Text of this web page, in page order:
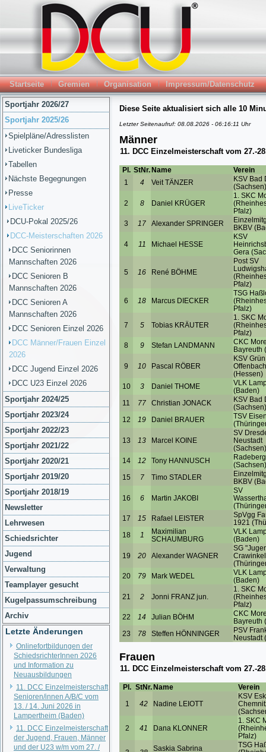
Startseite Gremien Organisation Impressum/Datenschutz
Sportjahr 2026/27
Sportjahr 2025/26
Spielpläne/Adresslisten
Liveticker Bundesliga
Tabellen
Nächste Begegnungen
Presse
LiveTicker
DCU-Pokal 2025/26
DCC-Meisterschaften 2026
DCC Seniorinnen
Mannschaften 2026
DCC Senioren B
Mannschaften 2026
DCC Senioren A
Mannschaften 2026
DCC Senioren Einzel 2026
DCC Männer/Frauen Einzel
2026
DCC Jugend Einzel 2026
DCC U23 Einzel 2026
Sportjahr 2024/25
Sportjahr 2023/24
Sportjahr 2022/23
Sportjahr 2021/22
Sportjahr 2020/21
Sportjahr 2019/20
Sportjahr 2018/19
Newsletter
Lehrwesen
Schiedsrichter
Jugend
Verwaltung
Teamplayer gesucht
Kugelpassumschreibung
Archiv
Letzte Änderungen
Onlinefortbildungen der
SchiedsrichterInnen 2026
und Information zu
Neuausbildungen
11. DCC Einzelmeisterschaft
Senioren/innen A/B/C vom
13. / 14. Juni 2026 in
Lampertheim (Baden)
11. DCC Einzelmeisterschaft
der Jugend, Frauen, Männer
und der U23 w/m vom 27. /